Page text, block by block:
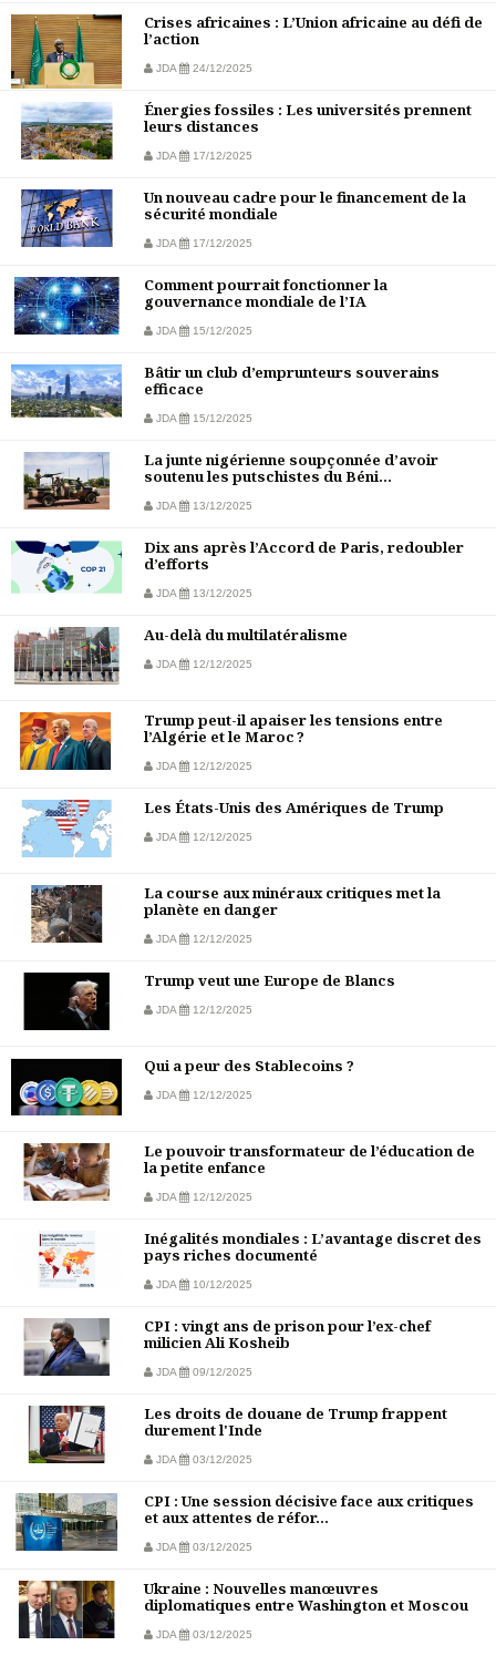
Crises africaines : L’Union africaine au défi de
l’action
JDA 24/12/2025
Énergies fossiles : Les universités prennent
leurs distances
JDA 17/12/2025
Un nouveau cadre pour le financement de la
sécurité mondiale
JDA 17/12/2025
Comment pourrait fonctionner la
gouvernance mondiale de l’IA
JDA 15/12/2025
Bâtir un club d’emprunteurs souverains
efficace
JDA 15/12/2025
La junte nigérienne soupçonnée d’avoir
soutenu les putschistes du Béni...
JDA 13/12/2025
Dix ans après l’Accord de Paris, redoubler
d’efforts
JDA 13/12/2025
Au-delà du multilatéralisme
JDA 12/12/2025
Trump peut-il apaiser les tensions entre
l’Algérie et le Maroc ?
JDA 12/12/2025
Les États-Unis des Amériques de Trump
JDA 12/12/2025
La course aux minéraux critiques met la
planète en danger
JDA 12/12/2025
Trump veut une Europe de Blancs
JDA 12/12/2025
Qui a peur des Stablecoins ?
JDA 12/12/2025
Le pouvoir transformateur de l’éducation de
la petite enfance
JDA 12/12/2025
Inégalités mondiales : L’avantage discret des
pays riches documenté
JDA 10/12/2025
CPI : vingt ans de prison pour l’ex-chef
milicien Ali Kosheib
JDA 09/12/2025
Les droits de douane de Trump frappent
durement l'Inde
JDA 03/12/2025
CPI : Une session décisive face aux critiques
et aux attentes de réfor...
JDA 03/12/2025
Ukraine : Nouvelles manœuvres
diplomatiques entre Washington et Moscou
JDA 03/12/2025